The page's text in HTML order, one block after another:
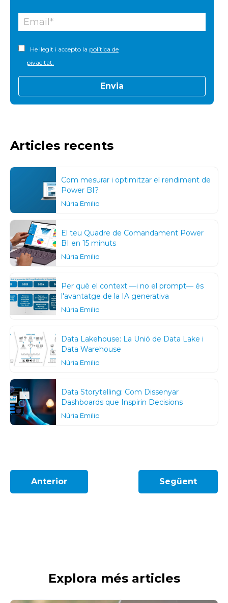
He llegit i accepto la política de
pivacitat.
Articles recents
Com mesurar i optimitzar el rendiment de
Power BI?
Núria Emilio
El teu Quadre de Comandament Power
BI en 15 minuts
Núria Emilio
Per què el context —i no el prompt— és
l'avantatge de la IA generativa
Núria Emilio
Data Lakehouse: La Unió de Data Lake i
Data Warehouse
Núria Emilio
Data Storytelling: Com Dissenyar
Dashboards que Inspirin Decisions
Núria Emilio
Anterior Següent
Explora més articles